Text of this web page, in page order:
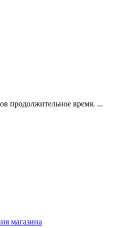
продолжительное время. ...
магазина